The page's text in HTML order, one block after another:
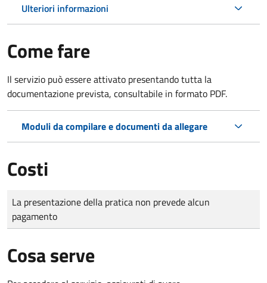
Ulteriori informazioni
Come fare
Il servizio può essere attivato presentando tutta la
documentazione prevista, consultabile in formato PDF.
Moduli da compilare e documenti da allegare
Costi
Tipo di pagamento
Importo
La presentazione della pratica non prevede alcun
pagamento
Cosa serve